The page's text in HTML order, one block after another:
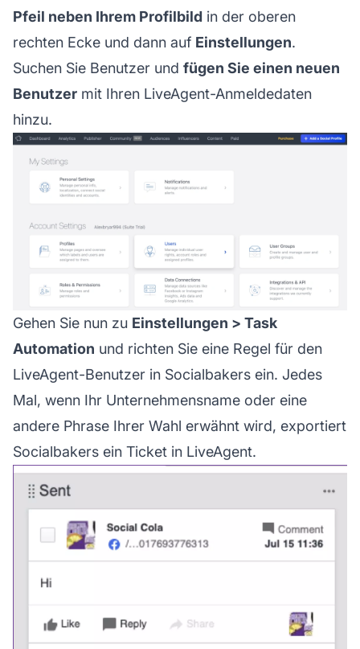
Pfeil neben Ihrem Profilbild in der oberen
rechten Ecke und dann auf Einstellungen.
Suchen Sie Benutzer und fügen Sie einen neuen
Benutzer mit Ihren LiveAgent-Anmeldedaten
hinzu.
Gehen Sie nun zu Einstellungen > Task
Automation und richten Sie eine Regel für den
LiveAgent-Benutzer in Socialbakers ein. Jedes
Mal, wenn Ihr Unternehmensname oder eine
andere Phrase Ihrer Wahl erwähnt wird, exportiert
Socialbakers ein Ticket in LiveAgent.